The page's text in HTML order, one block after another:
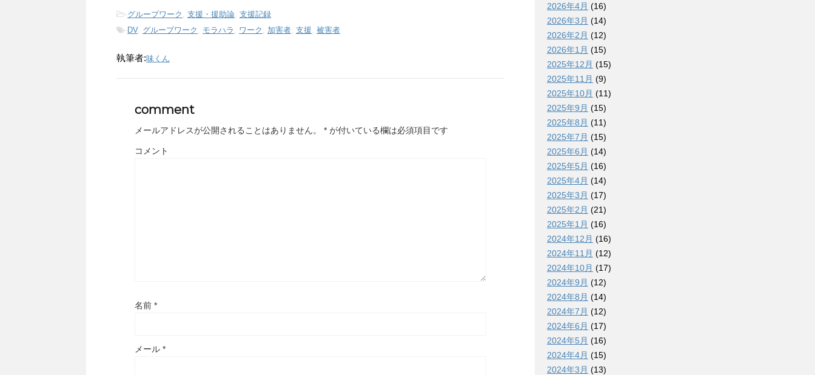
-グループワーク , 支援・援助論, 支援記録
-DV, グループワーク , モラハラ , ワーク , 加害者, 支援, 被害者
執筆者:味くん
comment
メールアドレスが公開されることはありません。 * が付いている欄は必須項目です
コメント
名前 *
メール *
2026年4月 (16)
2026年3月 (14)
2026年2月 (12)
2026年1月 (15)
2025年12月 (15)
2025年11月 (9)
2025年10月 (11)
2025年9月 (15)
2025年8月 (11)
2025年7月 (15)
2025年6月 (14)
2025年5月 (16)
2025年4月 (14)
2025年3月 (17)
2025年2月 (21)
2025年1月 (16)
2024年12月 (16)
2024年11月 (12)
2024年10月 (17)
2024年9月 (12)
2024年8月 (14)
2024年7月 (12)
2024年6月 (17)
2024年5月 (16)
2024年4月 (15)
2024年3月 (13)